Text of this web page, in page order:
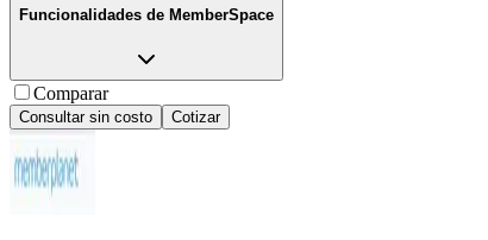
Funcionalidades de MemberSpace
Comparar
Consultar sin costo Cotizar